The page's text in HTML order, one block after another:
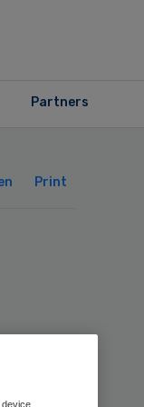
Partners
Print